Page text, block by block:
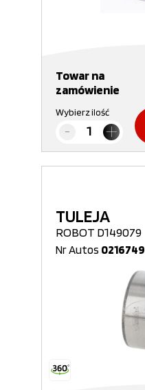
Towar na
zamówienie
Wybierz ilość
TULEJA
ROBOT D149079
Nr Autos 0216749